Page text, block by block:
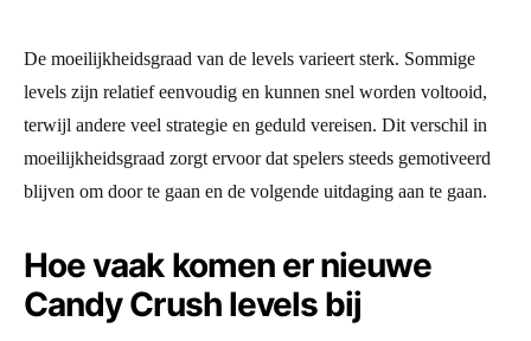
De moeilijkheidsgraad van de levels varieert sterk. Sommige
levels zijn relatief eenvoudig en kunnen snel worden voltooid,
terwijl andere veel strategie en geduld vereisen. Dit verschil in
moeilijkheidsgraad zorgt ervoor dat spelers steeds gemotiveerd
blijven om door te gaan en de volgende uitdaging aan te gaan.
Hoe vaak komen er nieuwe
Candy Crush levels bij